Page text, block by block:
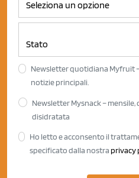
Newsletter quotidiana Myfruit
notizie principali.
Newsletter Mysnack –
disidratata
Ho letto e acconsento il
specificato dalla nostra privacy